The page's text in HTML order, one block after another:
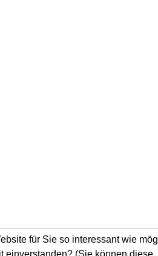
für Sie so interessant wie
einverstanden? (Sie können diese